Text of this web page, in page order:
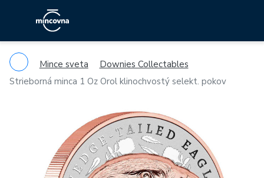
Mince sveta
Downies Collectables
Strieborná minca 1 Oz Orol klinochvostý selekt. pokov